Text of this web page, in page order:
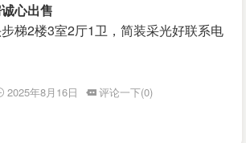
心出售
梯2楼3室2厅1卫，简装采光好联系电
2025年8月16日
评论一下(0)